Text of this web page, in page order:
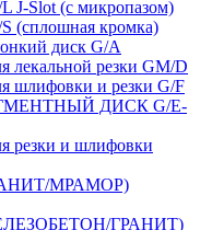
J-Slot (с микропазом)
(сплошная кромка)
диск G/A
лекальной резки GM/D
шлифовки и резки G/F
ДИСК G/E-
резки и шлифовки
МРАМОР)
ГРАНИТ)